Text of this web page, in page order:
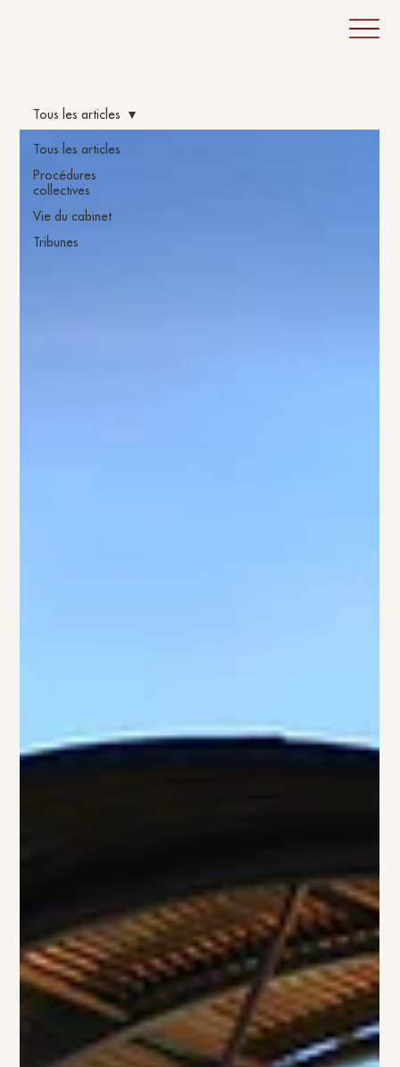
Tous les articles
Procédures
collectives
Vie du cabinet
Tribunes
Tous les articles